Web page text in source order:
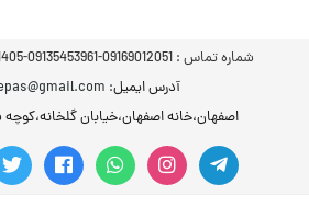
شماره تماس : 09169012051-09135453961-03134381405-09390154754
آدرس ایمیل: habibi.sepas@gmail.com
اصفهان،خانه اصفهان،خیابان گلخانه،کوچه